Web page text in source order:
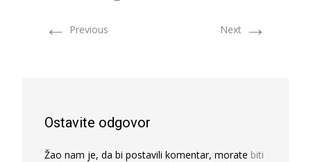
← Previous Next →
Ostavite odgovor
Žao nam je, da bi postavili komentar, morate biti